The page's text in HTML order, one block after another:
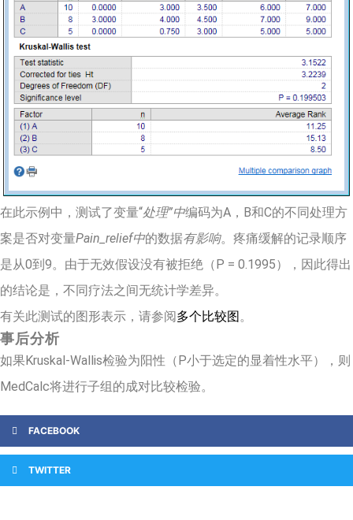
在此示例中，测试了变量“处理”中编码为A，B和C的不同处理方
案是否对变量Pain_relief中的数据有影响。疼痛缓解的记录顺序
是从0到9。由于无效假设没有被拒绝（P = 0.1995），因此得出
的结论是，不同疗法之间无统计学差异。
有关此测试的图形表示，请参阅多个比较图。
事后分析
如果Kruskal-Wallis检验为阳性（P小于选定的显着性水平），则
MedCalc将进行子组的成对比较检验。
FACEBOOK
TWITTER